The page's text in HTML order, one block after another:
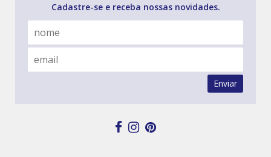
Cadastre-se e receba nossas novidades.
Enviar